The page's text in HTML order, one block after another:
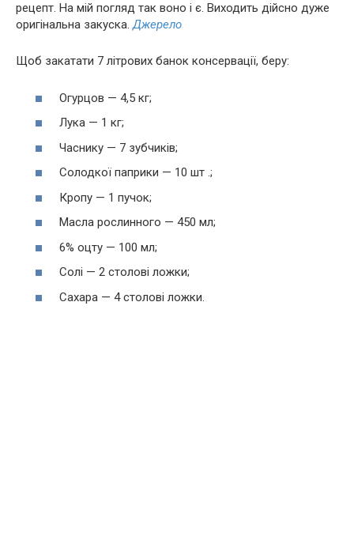
рецепт. На мій погляд так воно і є. Виходить дійсно дуже
оригінальна закуска.Джерело
Щоб закатати 7 літрових банок консервації, беру:
Огурцов — 4,5 кг;
Лука — 1 кг;
Часнику — 7 зубчиків;
Солодкої паприки — 10 шт .;
Кропу — 1 пучок;
Масла рослинного — 450 мл;
6% оцту — 100 мл;
Солі — 2 столові ложки;
Сахара — 4 столові ложки.